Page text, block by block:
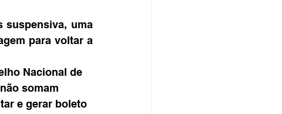
suspensiva, uma
para voltar a
Nacional de
somam
e gerar boleto